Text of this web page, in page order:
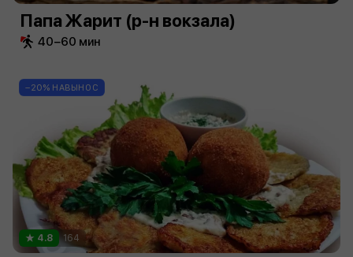
Папа Жарит (р-н вокзала)
40−60 мин
−20% НАВЫНОС
4.8 164